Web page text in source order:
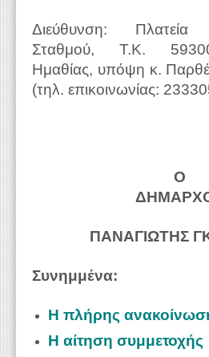
Διεύθυνση: Πλατεία
Σταθμού, Τ.Κ.
Ημαθίας, υπόψη κ.
(τηλ. επικοινωνίας:
Ο
ΠΑΝΑΓΙΩΤΗΣ
Συνημμένα:
Η πλήρης
Η αίτηση συμμετοχής